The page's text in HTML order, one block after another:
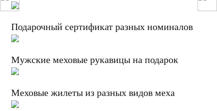
Подарочный сертификат разных номиналов
Мужские меховые рукавицы на подарок
Меховые жилеты из разных видов меха